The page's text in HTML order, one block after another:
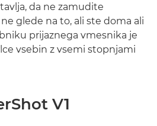
da ne zamudite
glede na to, ali ste doma ali
prijaznega vmesnika je
vsebin z vsemi stopnjami
V1